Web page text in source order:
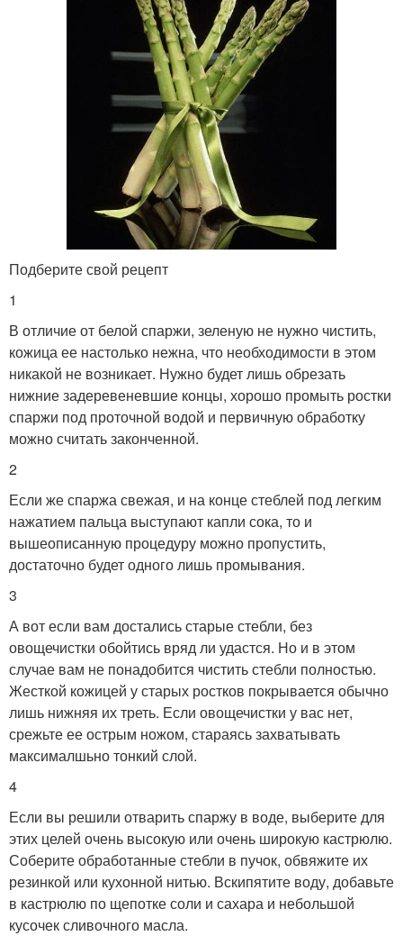
Подберите свой рецепт
1
В отличие от белой спаржи, зеленую не нужно чистить,
кожица ее настолько нежна, что необходимости в этом
никакой не возникает. Нужно будет лишь обрезать
нижние задеревеневшие концы, хорошо промыть ростки
спаржи под проточной водой и первичную обработку
можно считать законченной.
2
Если же спаржа свежая, и на конце стеблей под легким
нажатием пальца выступают капли сока, то и
вышеописанную процедуру можно пропустить,
достаточно будет одного лишь промывания.
3
А вот если вам достались старые стебли, без
овощечистки обойтись вряд ли удастся. Но и в этом
случае вам не понадобится чистить стебли полностью.
Жесткой кожицей у старых ростков покрывается обычно
лишь нижняя их треть. Если овощечистки у вас нет,
срежьте ее острым ножом, стараясь захватывать
максималшьно тонкий слой.
4
Если вы решили отварить спаржу в воде, выберите для
этих целей очень высокую или очень широкую кастрюлю.
Соберите обработанные стебли в пучок, обвяжите их
резинкой или кухонной нитью. Вскипятите воду, добавьте
в кастрюлю по щепотке соли и сахара и небольшой
кусочек сливочного масла.